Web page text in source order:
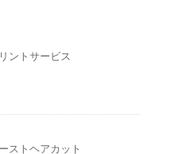
ントサービス
ストヘアカット